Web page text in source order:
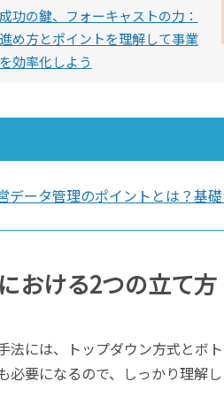
成功の鍵、フォーキャストの力：
進め方とポイントを理解して事業
を効率化しよう
データ管理のポイントとは？基
おける2つの立て方
法には、トップダウン方式とボ
必要になるので、しっかり理解し